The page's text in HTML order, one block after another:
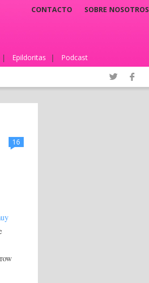
CONTACTO SOBRE NOSOTROS
| Epildoritas | Podcast
16